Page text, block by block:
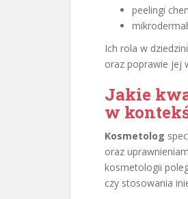
peelingi
Ich rola w
oraz poprawie jej
Jakie
w
Kosmetolog
oraz
kosmetologii
czy stosowania